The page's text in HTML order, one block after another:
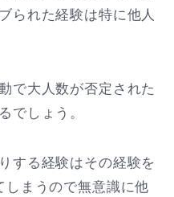
られた経験は特に他人
で大人数が否定された
でしょう。
する経験はその経験を
しまうので無意識に他